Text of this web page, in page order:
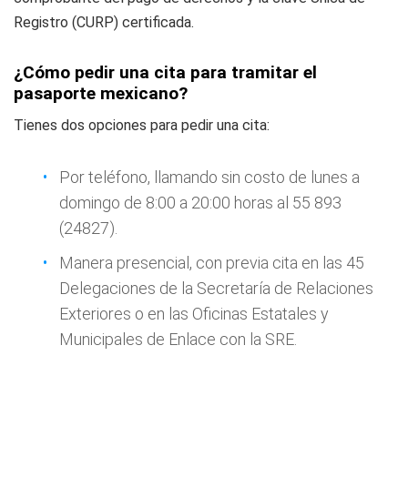
Registro (CURP) certificada.
¿Cómo pedir una cita para tramitar el
pasaporte mexicano?
Tienes dos opciones para pedir una cita:
Por teléfono, llamando sin costo de lunes a
domingo de 8:00 a 20:00 horas al 55 893
(24827).
Manera presencial, con previa cita en las 45
Delegaciones de la Secretaría de Relaciones
Exteriores o en las Oficinas Estatales y
Municipales de Enlace con la SRE.